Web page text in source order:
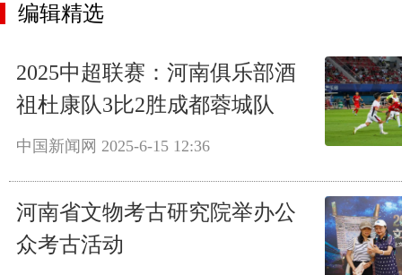
编辑精选
2025中超联赛：河南俱乐部酒
祖杜康队3比2胜成都蓉城队
中国新闻网 2025-6-15 12:36
河南省文物考古研究院举办公
众考古活动